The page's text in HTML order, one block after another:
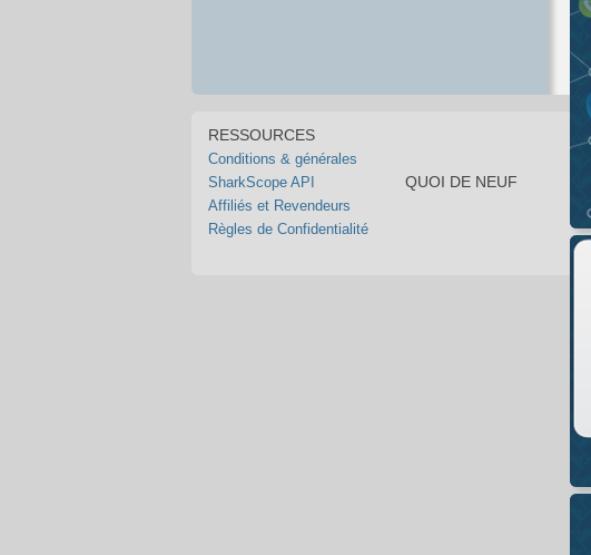
RESSOURCES
Conditions & générales
SharkScope API
Affiliés et Revendeurs
Règles de Confidentialité
QUOI DE NEUF